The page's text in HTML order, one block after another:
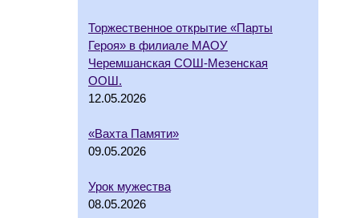
Торжественное открытие «Парты
Героя» в филиале МАОУ
Черемшанская СОШ-Мезенская
ООШ.
12.05.2026
«Вахта Памяти»
09.05.2026
Урок мужества
08.05.2026